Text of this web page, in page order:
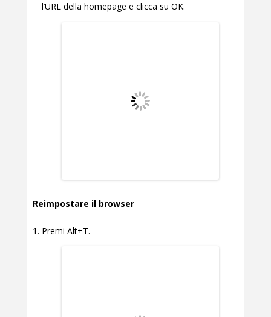
l’URL della homepage e clicca su OK.
Reimpostare il browser
Premi Alt+T.